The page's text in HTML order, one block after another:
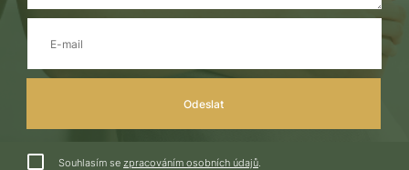
Souhlasím se zpracováním osobních údajů.